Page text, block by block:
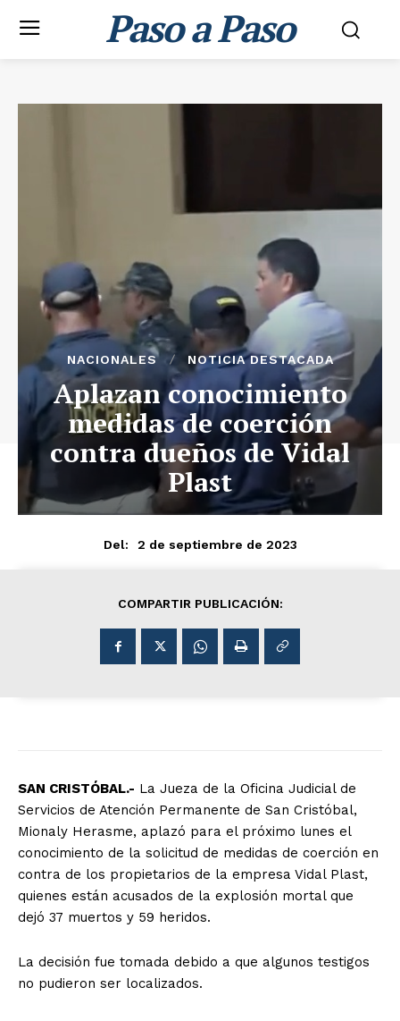
Paso a Paso
NACIONALES NOTICIA DESTACADA
Aplazan conocimiento
medidas de coerción
contra dueños de Vidal
Plast
Del: 2 de septiembre de 2023
COMPARTIR PUBLICACIÓN:
SAN CRISTÓBAL.- La Jueza de la Oficina Judicial de
Servicios de Atención Permanente de San Cristóbal,
Mionaly Herasme, aplazó para el próximo lunes el
conocimiento de la solicitud de medidas de coerción en
contra de los propietarios de la empresa Vidal Plast,
quienes están acusados de la explosión mortal que
dejó 37 muertos y 59 heridos.
La decisión fue tomada debido a que algunos testigos
no pudieron ser localizados.